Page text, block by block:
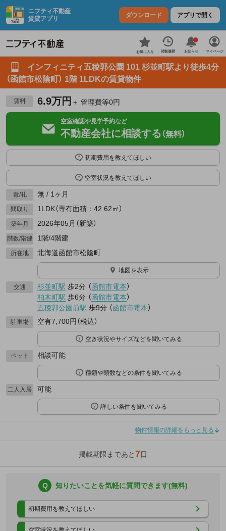
ニフティ不動産
賃貸アプリ
ダウンロード アプリで開く
お気に入り 閲覧履歴 お知らせ マイページ
インフィニティ五稜郭公園 101 杉並町駅より徒歩4分
（函館市松陰町） 1階 1LDKの賃貸物件
賃料 6.9万円 ＋ 管理費等0円
空室確認や見学予約など
不動産会社に相談する （無料）
初期費用を教えてほしい
空室状況を教えてほしい
敷/礼 無 / 1ヶ月
間取り 1LDK（専有面積：42.62㎡）
築年月 2026年05月（新築）
階数/階建 1階/4階建
所在地 北海道函館市松陰町
地図を表示
交通 杉並町駅 歩2分 （函館市電本）
柏木町駅 歩6分 （函館市電本）
五稜郭公園前駅 歩9分 （函館市電本）
駐車場 空有7,700円（税込）
空き状況やサイズなどを聞いてみる
ペット 相談可能
種類や頭数などの条件を聞いてみる
二人入居 可能
詳しい条件を聞いてみる
物件情報の詳細をもっと見る
掲載期限まであと7日
Q 知りたいことを気軽に質問できます(無料)
初期費用を教えてほしい